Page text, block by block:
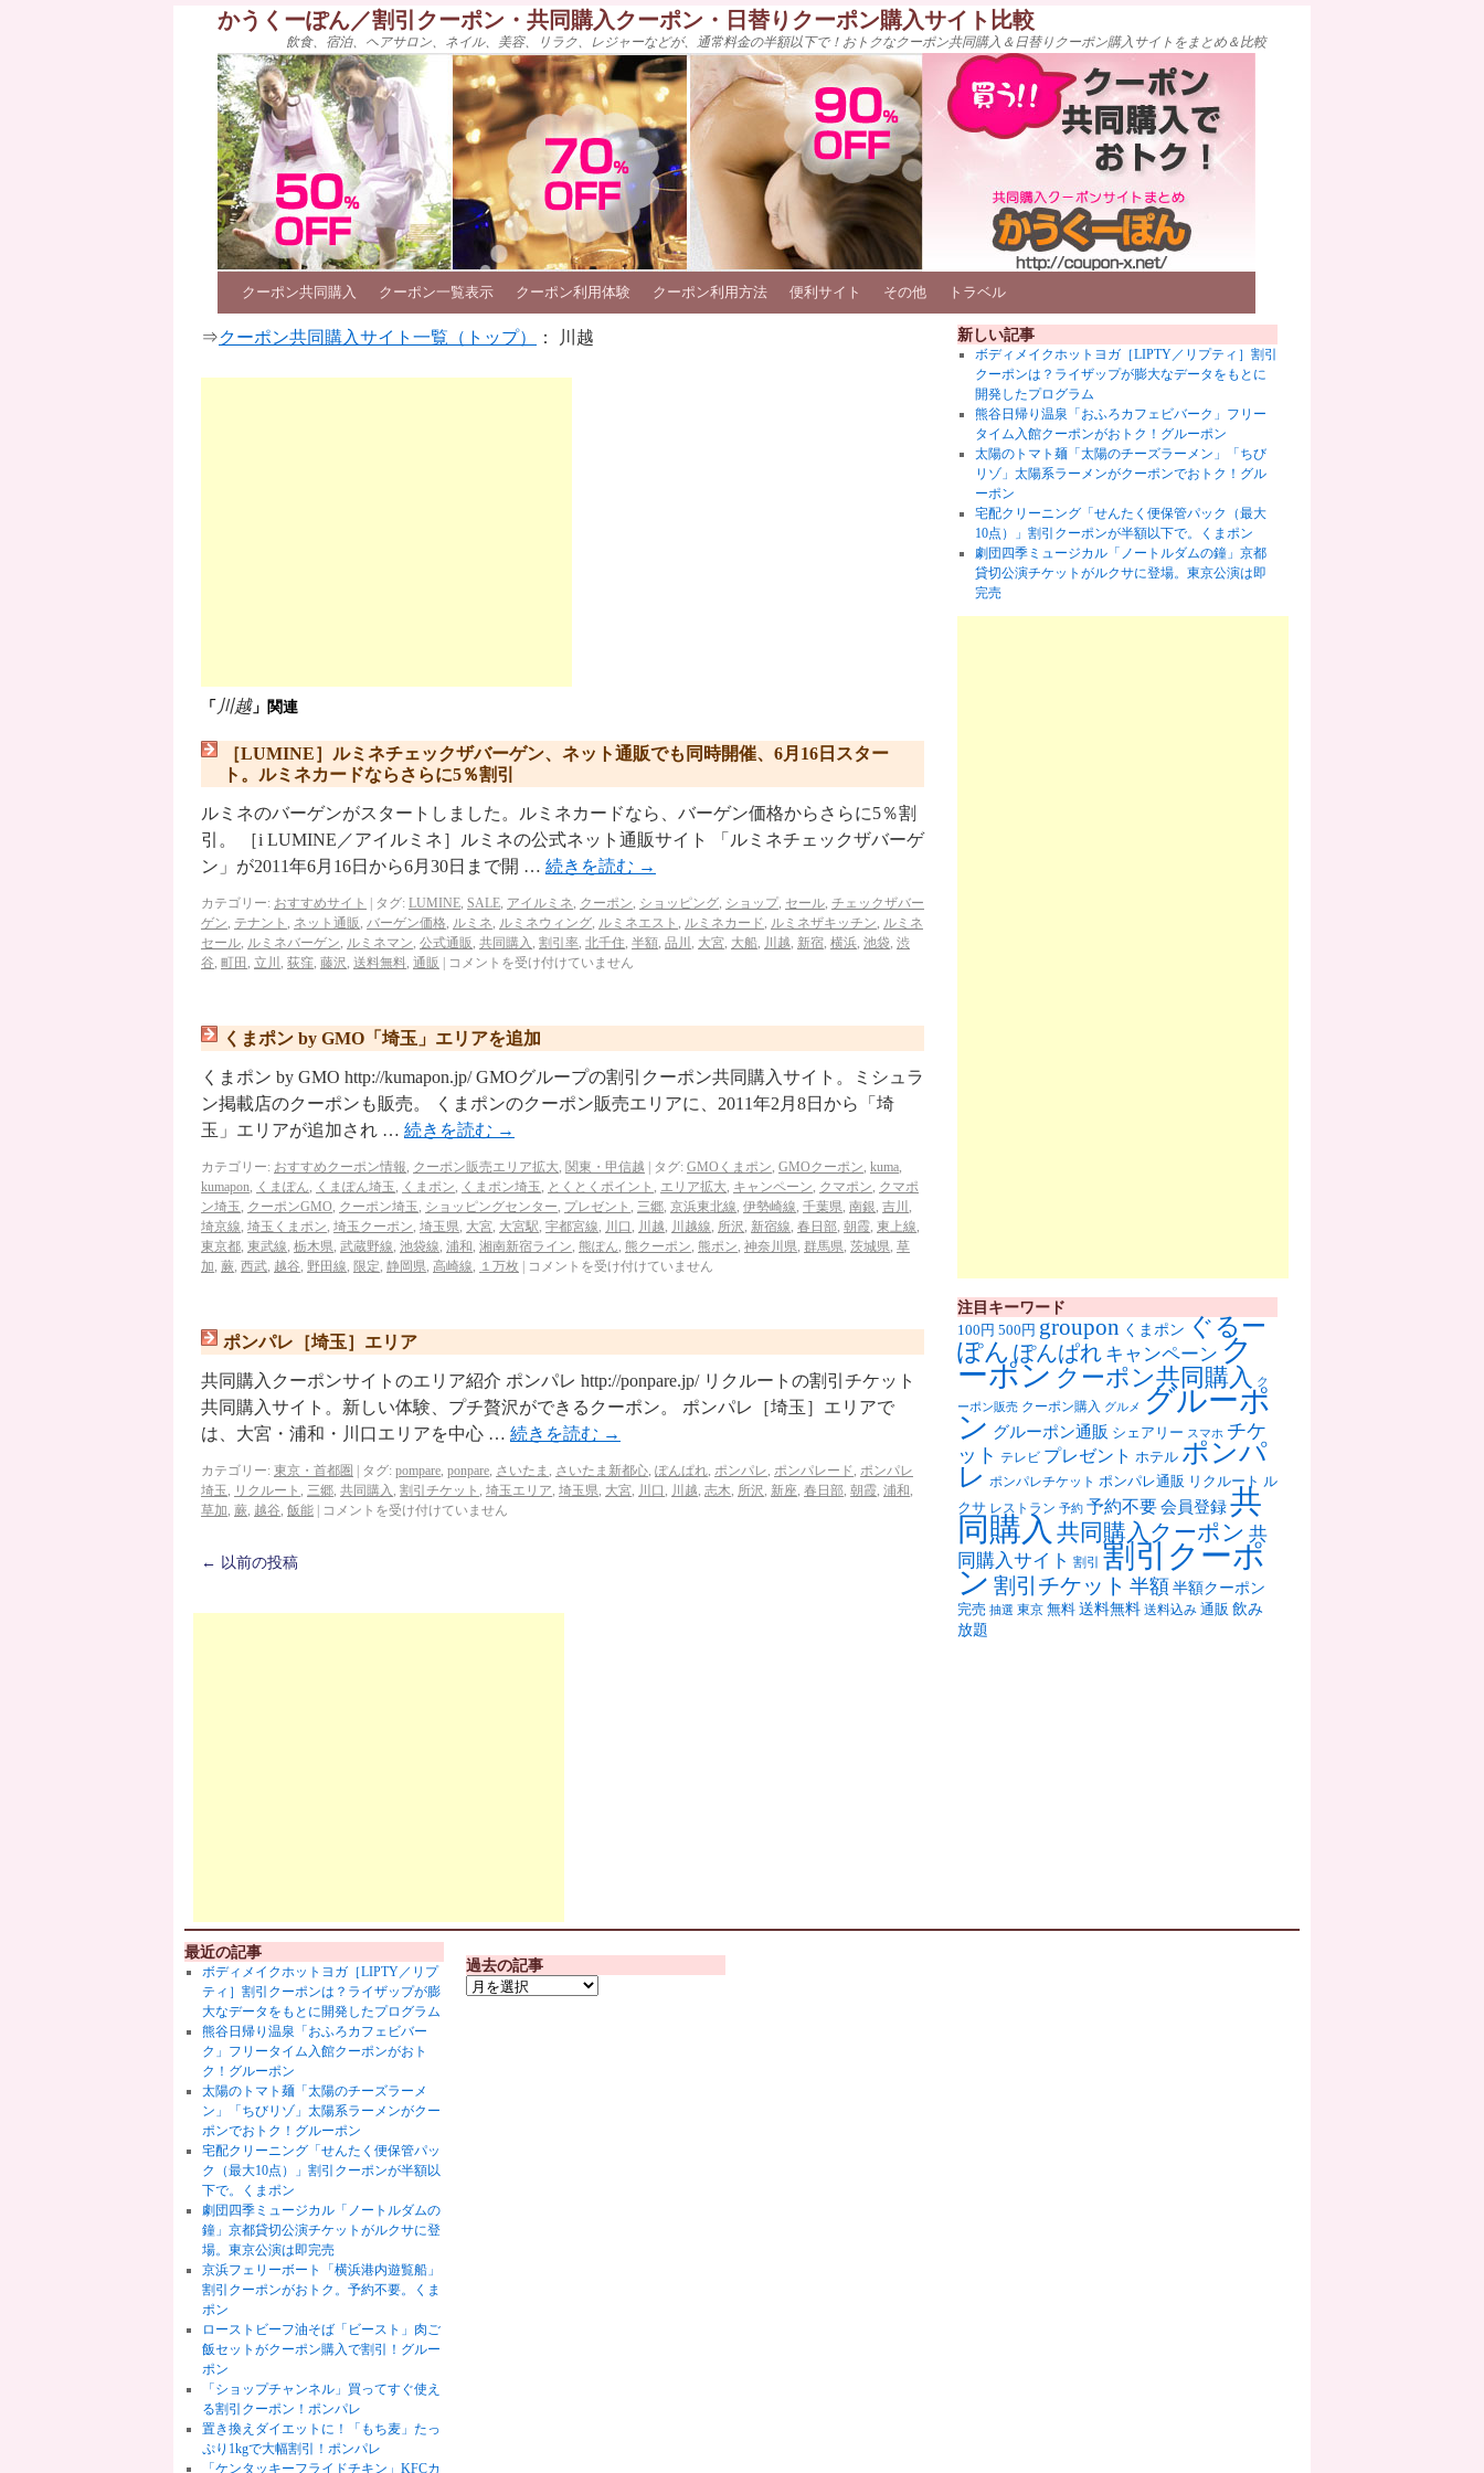
かうくーぽん／割引クーポン・共同購入クーポン・日替りクーポン購入サイト比較
飲食、宿泊、ヘアサロン、ネイル、美容、リラク、レジャーなどが、通常料金の半額以下で！おトクなクーポン共同購入＆日替りクーポン購入サイトをまとめ＆比較
クーポン共同購入 クーポン一覧表示 クーポン利用体験 クーポン利用方法 便利サイト その他 トラベル
⇒クーポン共同購入サイト一覧（トップ） ： 川越
「 川越」関連
［LUMINE］ルミネチェックザバーゲン、ネット通販でも同時開催、6月16日スター
ト。ルミネカードならさらに5％割引
ルミネのバーゲンがスタートしました。ルミネカードなら、バーゲン価格からさらに5％割
引。 ［i LUMINE／アイルミネ］ルミネの公式ネット通販サイト 「ルミネチェックザバーゲ
ン」が2011年6月16日から6月30日まで開 … 続きを読む →
カテゴリー: おすすめサイト タグ: LUMINE, SALE, アイルミネ, クーポン, ショッピング, ショップ, セール, チェックザバー
ゲン, テナント , ネット通販 , バーゲン価格, ルミネ, ルミネウィング, ルミネエスト , ルミネカード, ルミネザキッチン, ルミネ
セール, ルミネバーゲン, ルミネマン, 公式通販 , 共同購入 , 割引率, 北千住, 半額, 品川 , 大宮, 大船, 川越, 新宿, 横浜, 池袋, 渋
谷, 町田 , 立川 , 荻窪, 藤沢 , 送料無料, 通販 コメントを受け付けていません
くまポン by GMO「埼玉」エリアを追加
くまポン by GMO http://kumapon.jp/ GMOグループの割引クーポン共同購入サイト。ミシュラ
ン掲載店のクーポンも販売。 くまポンのクーポン販売エリアに、2011年2月8日から「埼
玉」エリアが追加され … 続きを読む →
カテゴリー: おすすめクーポン情報, クーポン販売エリア拡大, 関東・甲信越 タグ: GMOくまポン, GMOクーポン, kuma,
kumapon, くまぽん, くまぽん埼玉 , くまポン, くまポン埼玉 , とくとくポイント , エリア拡大, キャンペーン, クマポン, クマポ
ン埼玉 , クーポンGMO, クーポン埼玉 , ショッピングセンター, プレゼント , 三郷, 京浜東北線, 伊勢崎線, 千葉県, 南銀, 吉川 ,
埼京線, 埼玉くまポン, 埼玉クーポン, 埼玉県, 大宮, 大宮駅, 宇都宮線, 川口 , 川越, 川越線, 所沢 , 新宿線, 春日部, 朝霞, 東上線,
東京都, 東武線, 栃木県, 武蔵野線, 池袋線, 浦和, 湘南新宿ライン, 熊ぽん, 熊クーポン, 熊ポン, 神奈川県, 群馬県, 茨城県, 草
加, 蕨, 西武, 越谷, 野田線, 限定, 静岡県, 高崎線, １万枚 コメントを受け付けていません
ポンパレ［埼玉］エリア
共同購入クーポンサイトのエリア紹介 ポンパレ http://ponpare.jp/ リクルートの割引チケット
共同購入サイト。新しい体験、プチ贅沢ができるクーポン。 ポンパレ［埼玉］エリアで
は、大宮・浦和・川口エリアを中心 … 続きを読む →
カテゴリー: 東京・首都圏 タグ: pompare, ponpare, さいたま , さいたま新都心, ぽんぱれ, ポンパレ, ポンパレード, ポンパレ
埼玉 , リクルート , 三郷, 共同購入 , 割引チケット , 埼玉エリア, 埼玉県, 大宮, 川口 , 川越, 志木, 所沢 , 新座, 春日部, 朝霞, 浦和,
草加, 蕨, 越谷, 飯能 コメントを受け付けていません
← 以前の投稿
新しい記事
ボディメイクホットヨガ［LIPTY／リプティ］割引
クーポンは？ライザップが膨大なデータをもとに
開発したプログラム
熊谷日帰り温泉「おふろカフェビバーク」フリー
タイム入館クーポンがおトク！グルーポン
太陽のトマト麺「太陽のチーズラーメン」「ちび
リゾ」太陽系ラーメンがクーポンでおトク！グル
ーポン
宅配クリーニング「せんたく便保管パック（最大
10点）」割引クーポンが半額以下で。くまポン
劇団四季ミュージカル「ノートルダムの鐘」京都
貸切公演チケットがルクサに登場。東京公演は即
完売
注目キーワード
100円 500円 groupon くまポン ぐるー
ぽん ぽんぱれ キャンペーン ク
ーポン クーポン共同購入 ク
ーポン販売 クーポン購入 グルメ グルーポ
ン グルーポン通販 シェアリー スマホ チケ
ット テレビ プレゼント ホテル ポンパ
レ ポンパレチケット ポンパレ通販 リクルート ル
クサ レストラン 予約 予約不要会員登録共
同購入 共同購入クーポン 共
同購入サイト 割引 割引クーポ
ン 割引チケット 半額 半額クーポン
完売 抽選 東京 無料 送料無料 送料込み 通販 飲み
放題
最近の記事
ボディメイクホットヨガ［LIPTY／リプ
ティ］割引クーポンは？ライザップが膨
大なデータをもとに開発したプログラム
熊谷日帰り温泉「おふろカフェビバー
ク」フリータイム入館クーポンがおト
ク！グルーポン
太陽のトマト麺「太陽のチーズラーメ
ン」「ちびリゾ」太陽系ラーメンがクー
ポンでおトク！グルーポン
宅配クリーニング「せんたく便保管パッ
ク（最大10点）」割引クーポンが半額以
下で。くまポン
劇団四季ミュージカル「ノートルダムの
鐘」京都貸切公演チケットがルクサに登
場。東京公演は即完売
京浜フェリーボート「横浜港内遊覧船」
割引クーポンがおトク。予約不要。くま
ポン
ローストビーフ油そば「ビースト」肉ご
飯セットがクーポン購入で割引！グルー
ポン
「ショップチャンネル」買ってすぐ使え
る割引クーポン！ポンパレ
置き換えダイエットに！「もち麦」たっ
ぷり1kgで大幅割引！ポンパレ
「ケンタッキーフライドチキン」KFCカ
過去の記事